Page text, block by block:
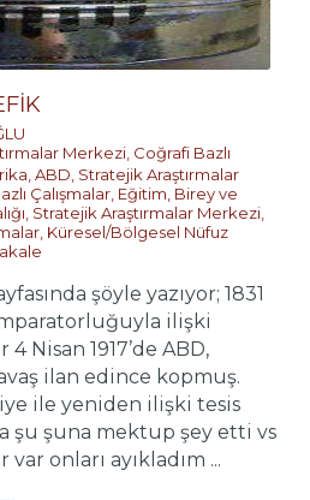
Merkezi Coğrafi Bazlı
ABD Stratejik Araştırmalar
Çalışmalar Eğitim, Birey ve
Stratejik Araştırmalar Merkezi
Küresel/Bölgesel Nüfuz
şöyle yazıyor; 1831
ilişki
Nisan 1917’de ABD,
ilan edince kopmuş.
ile yeniden ilişki tesis
şu şuna mektup şey etti vs
onları ayıkladım ...